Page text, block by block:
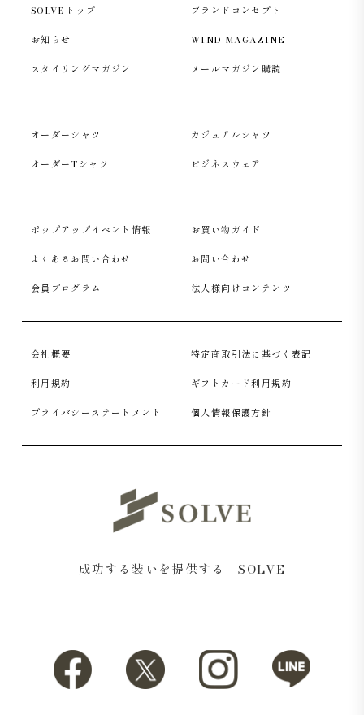
SOLVEトップ ブランドコンセプト
お知らせ WIND MAGAZINE
スタイリングマガジン メールマガジン購読
オーダーシャツ カジュアルシャツ
オーダーTシャツ ビジネスウェア
ポップアップイベント情報 お買い物ガイド
よくあるお問い合わせ お問い合わせ
会員プログラム 法人様向けコンテンツ
会社概要 特定商取引法に基づく表記
利用規約 ギフトカード利用規約
プライバシーステートメント 個人情報保護方針
成功する装いを提供する SOLVE